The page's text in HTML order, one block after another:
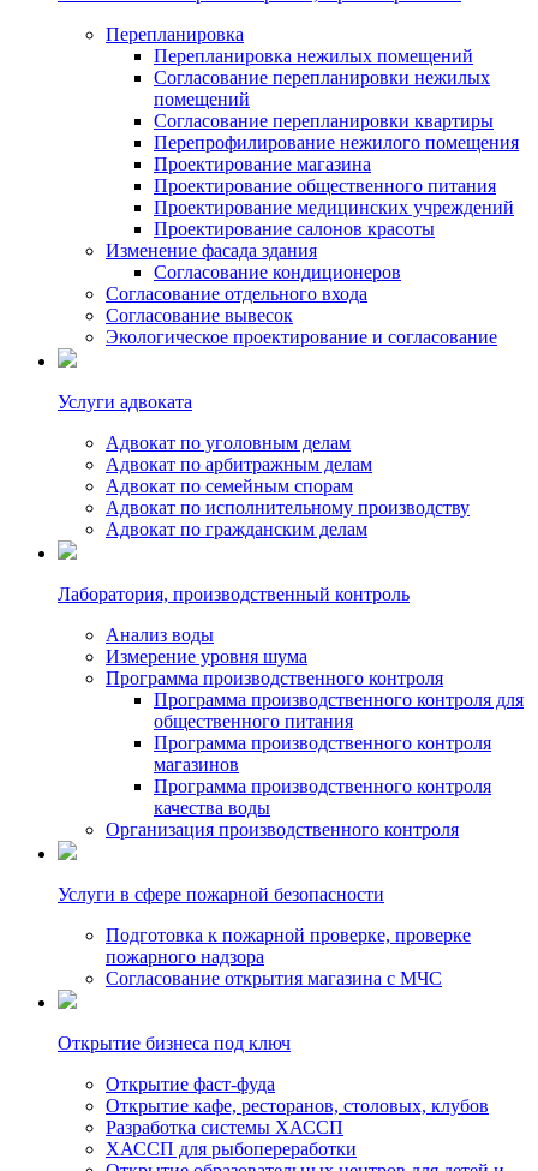
Перепланировка
Перепланировка нежилых помещений
Согласование перепланировки нежилых
помещений
Согласование перепланировки квартиры
Перепрофилирование нежилого помещения
Проектирование магазина
Проектирование общественного питания
Проектирование медицинских учреждений
Проектирование салонов красоты
Изменение фасада здания
Согласование кондиционеров
Согласование отдельного входа
Согласование вывесок
Экологическое проектирование и согласование
Услуги адвоката
Адвокат по уголовным делам
Адвокат по арбитражным делам
Адвокат по семейным спорам
Адвокат по исполнительному производству
Адвокат по гражданским делам
Лаборатория, производственный контроль
Анализ воды
Измерение уровня шума
Программа производственного контроля
Программа производственного контроля для
общественного питания
Программа производственного контроля
магазинов
Программа производственного контроля
качества воды
Организация производственного контроля
Услуги в сфере пожарной безопасности
Подготовка к пожарной проверке, проверке
пожарного надзора
Согласование открытия магазина с МЧС
Открытие бизнеса под ключ
Открытие фаст-фуда
Открытие кафе, ресторанов, столовых, клубов
Разработка системы ХАССП
ХАССП для рыбопереработки